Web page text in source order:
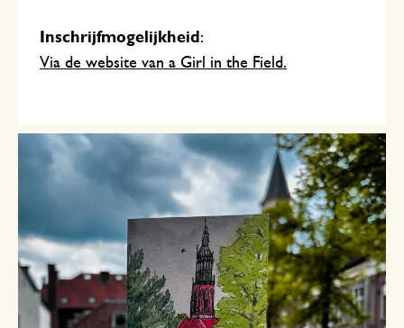
Inschrijfmogelijkheid :
Via de website van a Girl in the Field.